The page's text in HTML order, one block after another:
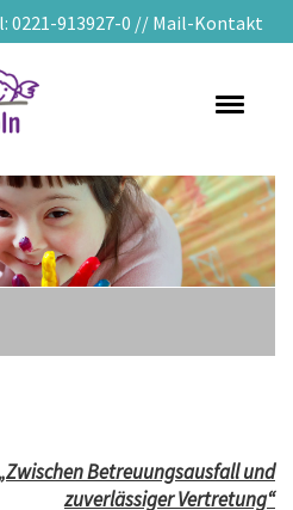
0221-913927-0 // Mail-Kontakt
Toggle
Betreuungsausfall und
zuverlässiger Vertretung“